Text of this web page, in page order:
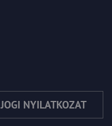
JOGI NYILATKOZAT